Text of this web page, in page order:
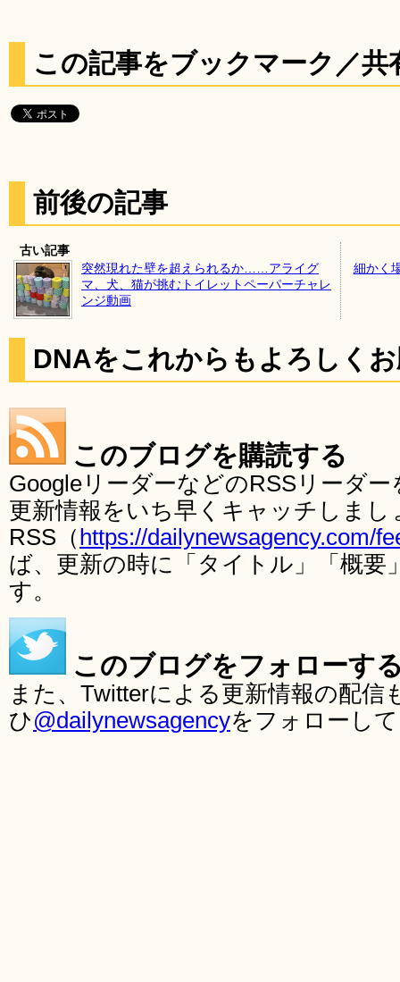
この記事をブックマーク／共
前後の記事
古い記事
突然現れた壁を超えられるか……アライグ
マ、犬、猫が挑むトイレットペーパーチャレ
ンジ動画
細かく
DNAをこれからもよろしく
このブログを購読する
GoogleリーダーなどのRSSリーダ
更新情報をいち早くキャッチしま
RSS（ https://dailynewsagency.com/
ば、更新の時に「タイトル」「概要
す。
このブログをフォローす
また、Twitterによる更新情報の配
ひ@dailynewsagencyをフォローし